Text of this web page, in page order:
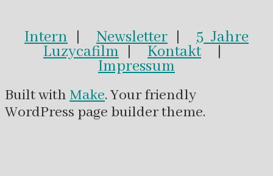
Intern | Newsletter | 5 Jahre
Luzycafilm | Kontakt|
Impressum
Built with Make. Your friendly
WordPress page builder theme.